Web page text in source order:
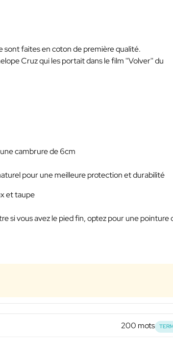
sont faites en coton de première qualité.
Cruz qui les portait dans le film ''Volver'' du
cambrure de 6cm
pour une meilleure protection et durabilité
et taupe
si vous avez le pied fin, optez pour une pointure
200 mots